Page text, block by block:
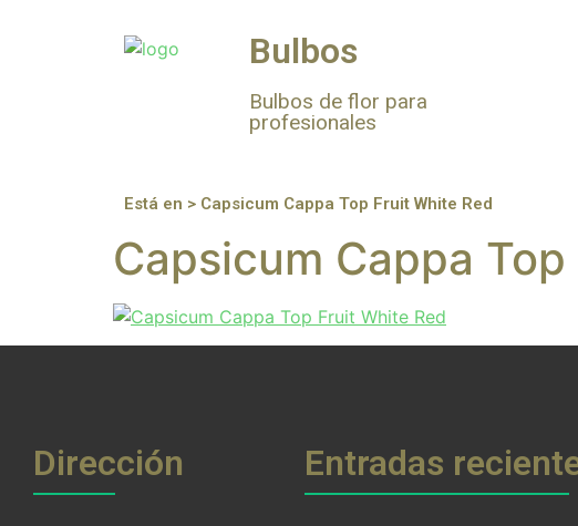
Bulbos
Bulbos de flor para
profesionales
Está en > Capsicum Cappa Top Fruit White Red
Capsicum Cappa
Dirección Entradas